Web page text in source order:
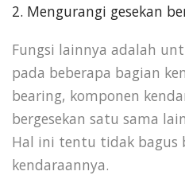
2. Mengurangi gesekan
Fungsi lainnya adalah
pada beberapa bagian
bearing, komponen
bergesekan satu sama
Hal ini tentu tidak bagus
kendaraannya.